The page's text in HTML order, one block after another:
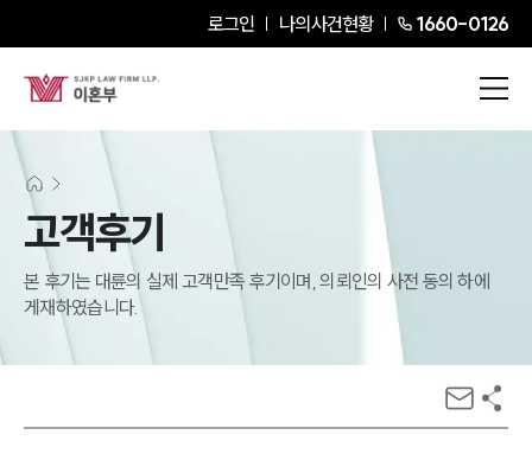
로그인 나의사건현황 1660-0126
고객후기
본 후기는 대륜의 실제 고객만족 후기이며, 의뢰인의 사전 동의 하에
게재하였습니다.